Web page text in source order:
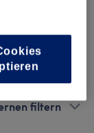
filtern